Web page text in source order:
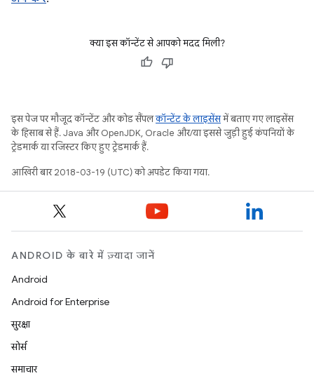
क्या इस कॉन्टेंट से आपको मदद मिली?
इस पेज पर मौजूद कॉन्टेंट और कोड सैंपलकॉन्टेंट के लाइसेंसमें बताए गए लाइसेंस
के हिसाब से हैं. Java और OpenJDK, Oracle और/या इससे जुड़ी हुई कंपनियों के
ट्रेडमार्क या रजिस्टर किए हुए ट्रेडमार्क हैं.
आखिरी बार 2018-03-19 (UTC) को अपडेट किया गया.
ANDROID के बारे में ज़्यादा जानें
Android
Android for Enterprise
सुरक्षा
सोर्स
समाचार